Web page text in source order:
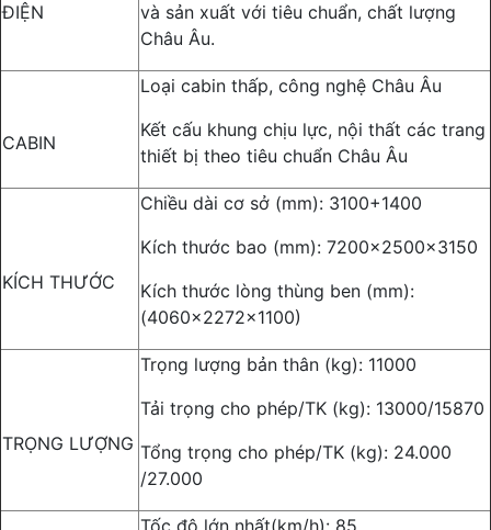
ĐIỆN
và sản xuất với tiêu chuẩn, chất lượng
Châu Âu.
CABIN
Loại cabin thấp, công nghệ Châu Âu
Kết cấu khung chịu lực, nội thất các trang
thiết bị theo tiêu chuẩn Châu Âu
KÍCH THƯỚC
Chiều dài cơ sở (mm): 3100+1400
Kích thước bao (mm): 7200x2500x3150
Kích thước lòng thùng ben (mm):
(4060x2272x1100)
TRỌNG LƯỢNG
Trọng lượng bản thân (kg): 11000
Tải trọng cho phép/TK (kg): 13000/15870
Tổng trọng cho phép/TK (kg): 24.000
/27.000